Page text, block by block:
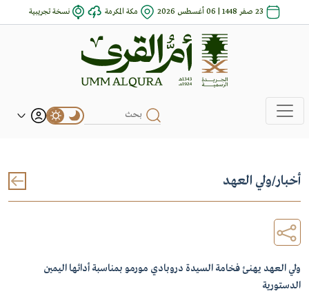
23 صفر 1448 | 06 أغسطس 2026 مكة المكرمة نسخة تجريبية
أخبار/ولي العهد
ولي العهد يهنئ فخامة السيدة دروبادي مورمو بمناسبة أدائها اليمين
الدستورية